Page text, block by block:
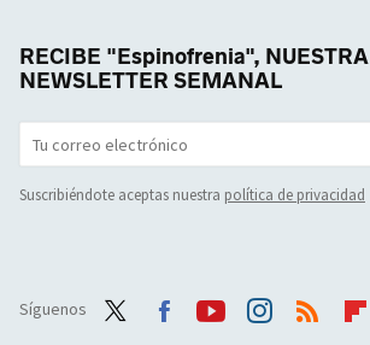
RECIBE "Espinofrenia", NUESTRA
NEWSLETTER SEMANAL
Suscribiéndote aceptas nuestra política de privacidad
Síguenos